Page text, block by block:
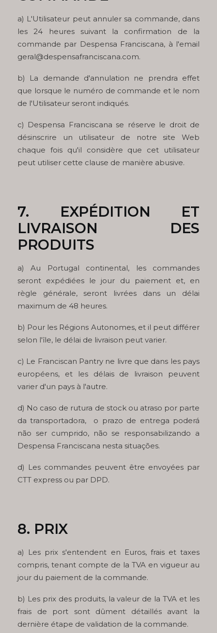
a) L'Utilisateur peut annuler sa commande, dans
les 24 heures suivant la confirmation de la
commande par Despensa Franciscana, à l'email
geral@despensafranciscana.com.
b) La demande d'annulation ne prendra effet
que lorsque le numéro de commande et le nom
de l'Utilisateur seront indiqués.
c) Despensa Franciscana se réserve le droit de
désinscrire un utilisateur de notre site Web
chaque fois qu'il considère que cet utilisateur
peut utiliser cette clause de manière abusive.
7. EXPÉDITION ET
LIVRAISON DES
PRODUITS
a) Au Portugal continental, les commandes
seront expédiées le jour du paiement et, en
règle générale, seront livrées dans un délai
maximum de 48 heures.
b) Pour les Régions Autonomes, et il peut différer
selon l'île, le délai de livraison peut varier.
c) Le Franciscan Pantry ne livre que dans les pays
européens, et les délais de livraison peuvent
varier d'un pays à l'autre.
d) No caso de rutura de stock ou atraso por parte
da transportadora, o prazo de entrega poderá
não ser cumprido, não se responsabilizando a
Despensa Franciscana nesta situações.
d) Les commandes peuvent être envoyées par
CTT express ou par DPD.
8. PRIX
a) Les prix s'entendent en Euros, frais et taxes
compris, tenant compte de la TVA en vigueur au
jour du paiement de la commande.
b) Les prix des produits, la valeur de la TVA et les
frais de port sont dûment détaillés avant la
dernière étape de validation de la commande.